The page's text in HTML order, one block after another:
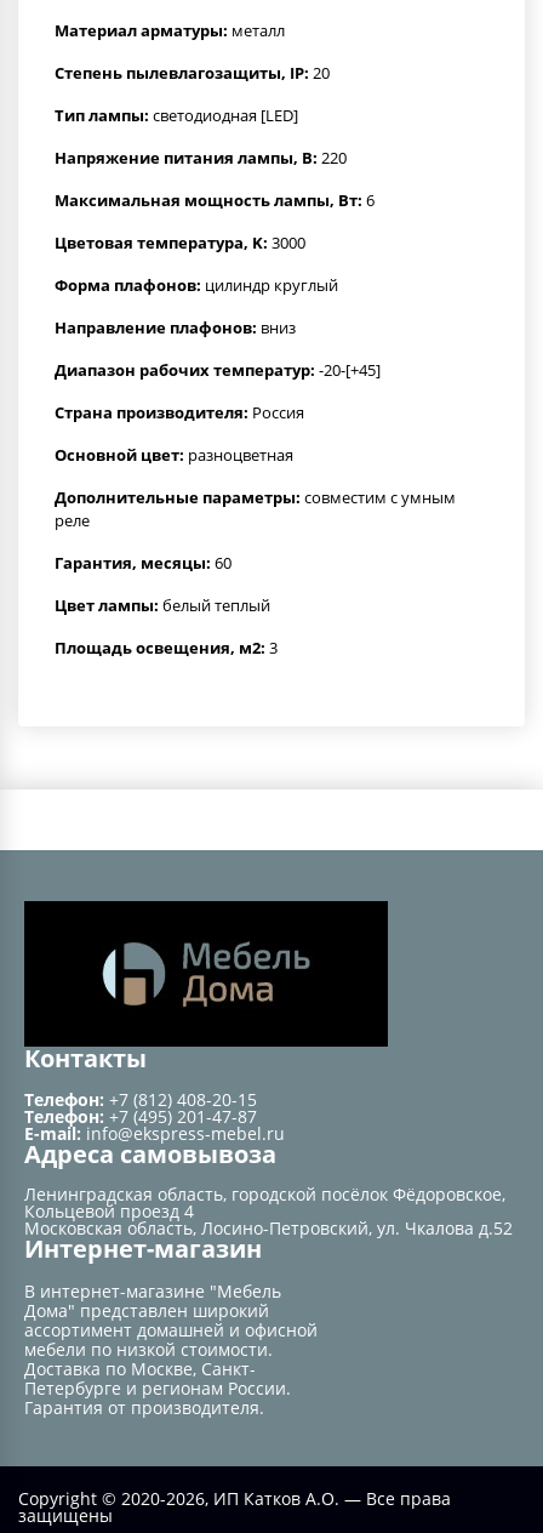
Материал арматуры: металл
Степень пылевлагозащиты, IP: 20
Тип лампы: светодиодная [LED]
Напряжение питания лампы, В: 220
Максимальная мощность лампы, Вт: 6
Цветовая температура, K: 3000
Форма плафонов: цилиндр круглый
Направление плафонов: вниз
Диапазон рабочих температур: -20-[+45]
Страна производителя: Россия
Основной цвет: разноцветная
Дополнительные параметры: совместим с умным
реле
Гарантия, месяцы: 60
Цвет лампы: белый теплый
Площадь освещения, м2: 3
Контакты
Телефон: +7 (812) 408-20-15
Телефон: +7 (495) 201-47-87
E-mail: info@ekspress-mebel.ru
Адреса самовывоза
Ленинградская область, городской посёлок Фёдоровское,
Кольцевой проезд 4
Московская область, Лосино-Петровский, ул. Чкалова д.52
Интернет-магазин
В интернет-магазине "Мебель
Дома" представлен широкий
ассортимент домашней и офисной
мебели по низкой стоимости.
Доставка по Москве, Санкт-
Петербурге и регионам России.
Гарантия от производителя.
Copyright © 2020-2026, ИП Катков А.О. — Все права
защищены